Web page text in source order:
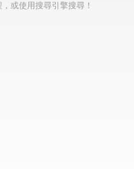
或使用搜尋引擎搜尋！